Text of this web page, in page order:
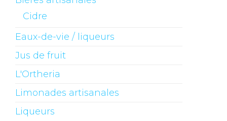
Cidre
Eaux-de-vie / liqueurs
Jus de fruit
L'Ortheria
Limonades artisanales
Liqueurs